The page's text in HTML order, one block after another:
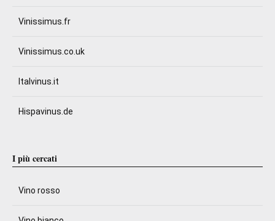
Vinissimus.fr
Vinissimus.co.uk
Italvinus.it
Hispavinus.de
I più cercati
Vino rosso